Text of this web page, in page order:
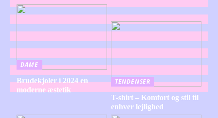
DAME
Brudekjoler i 2024 en
moderne æstetik
TENDENSER
T-shirt – Komfort og stil til
enhver lejlighed